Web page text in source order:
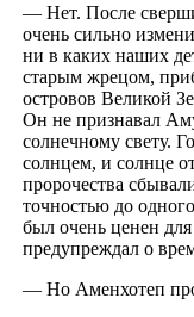
— Нет. После
очень сильно
ни в каких наших
старым жрецом,
островов Великой
Он не признавал
солнечному свету.
солнцем, и солнце
пророчества
точностью до
был очень ценен
предупреждал о
— Но Аменхотеп